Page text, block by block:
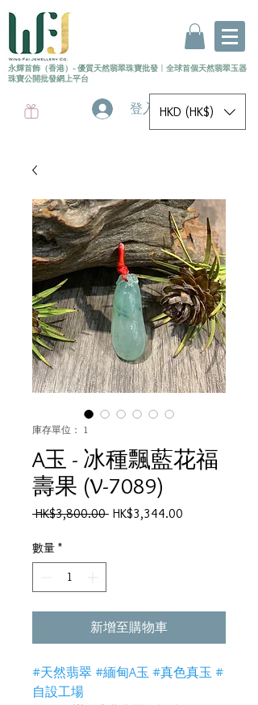
永輝首飾（香港）- 優質天然翡翠珠寶批發 〡 全球首個天然翡翠玉器
珠寶公開批發網上平台
登入 HKD (HK$)
庫存單位： 1
A玉 - 冰種飄藍花福
壽果 (V-7089)
HK$3,800.00 一HK$3,344.00
數量 *
新增至購物車
#天然翡翠 #緬甸A玉 #真色真玉 #
自設工場